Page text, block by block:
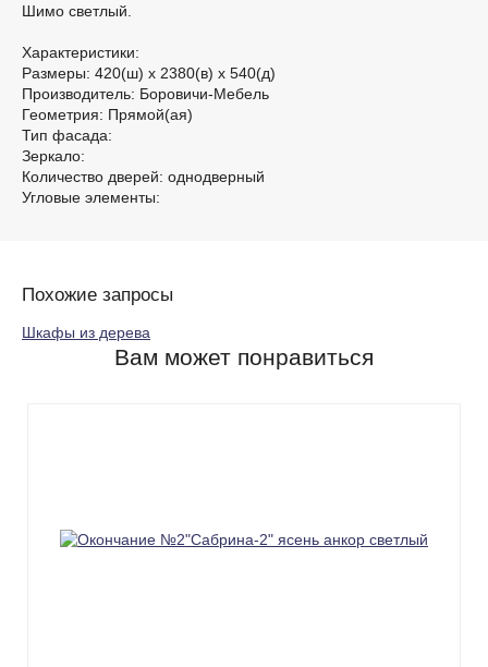
Шимо светлый.
Характеристики:
Размеры: 420(ш) х 2380(в) х 540(д)
Производитель: Боровичи-Мебель
Геометрия: Прямой(ая)
Тип фасада:
Зеркало:
Количество дверей: однодверный
Угловые элементы:
Похожие запросы
Шкафы из дерева
Вам может понравиться